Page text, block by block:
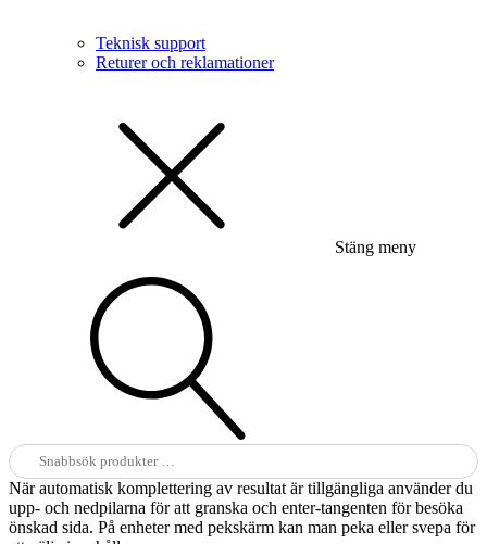
Teknisk support
Returer och reklamationer
Stäng meny
Sök
efter:
När automatisk komplettering av resultat är tillgängliga använder du
upp- och nedpilarna för att granska och enter-tangenten för besöka
önskad sida. På enheter med pekskärm kan man peka eller svepa för